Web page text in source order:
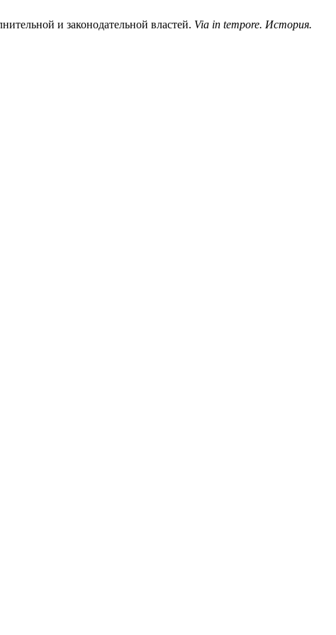
и законодательной властей. Via in tempore. История.